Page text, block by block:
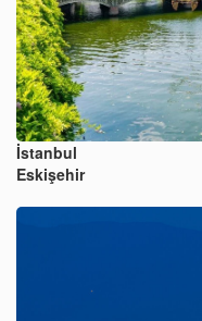
İstanbul
Eskişehir